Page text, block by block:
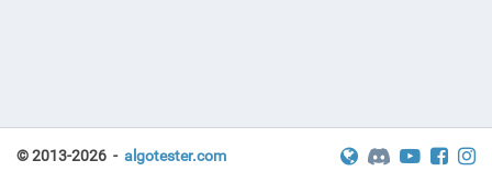
© 2013-2026 - algotester.com